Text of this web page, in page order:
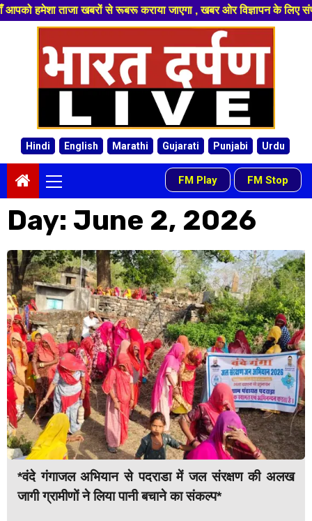
खबरों से रूबरू कराया जाएगा , खबर ओर विज्ञापन के लिए संपर्क करे
Hindi English Marathi Gujarati Punjabi Urdu
Menu
FM Play - FM Stop
Day: June 2, 2026
*वंदे गंगाजल अभियान से पदराडा में जल संरक्षण की अलख
जागी ग्रामीणों ने लिया पानी बचाने का संकल्प*